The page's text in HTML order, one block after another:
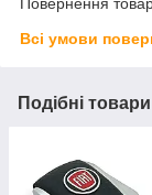
Повернення
Всі умови
Подібні